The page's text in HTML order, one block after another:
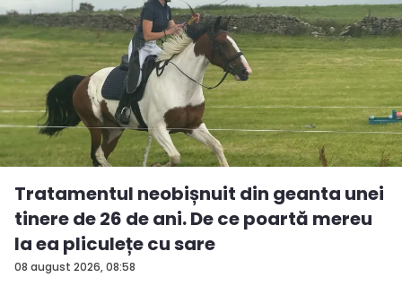
08 august 2026, 08:58
Tratamentul neobișnuit din geanta unei
tinere de 26 de ani. De ce poartă mereu
la ea pliculețe cu sare